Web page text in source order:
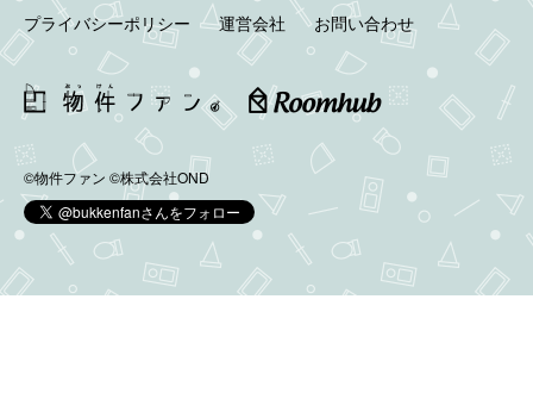
プライバシーポリシー
運営会社 お問い合わせ
©物件ファン ©株式会社OND